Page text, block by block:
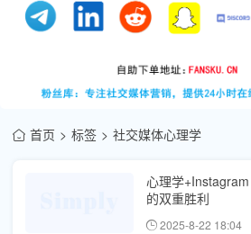
首页 标签 社交媒体心理学
心理学
的双重胜利
2025-8-22 18:04